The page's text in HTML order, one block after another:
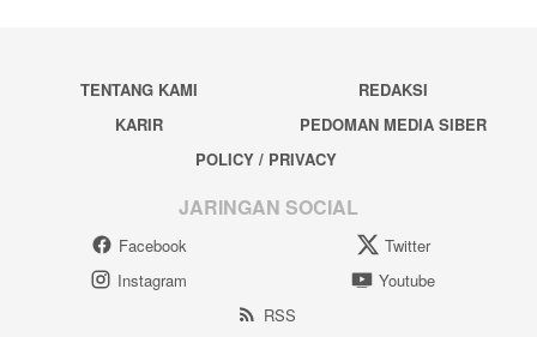
TENTANG KAMI
REDAKSI
KARIR
PEDOMAN MEDIA SIBER
POLICY / PRIVACY
JARINGAN SOCIAL
Facebook
Twitter
Instagram
Youtube
RSS